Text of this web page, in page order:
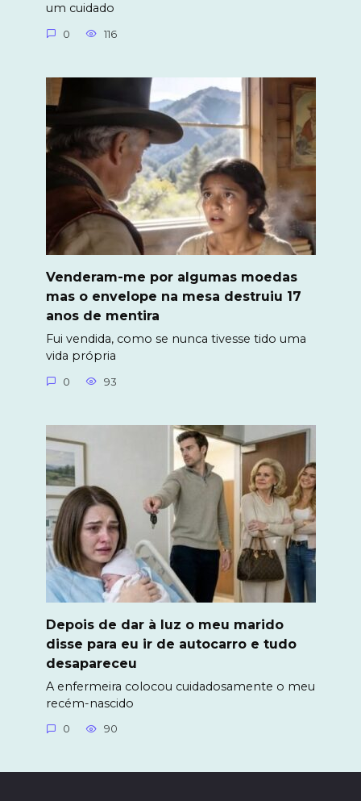
um cuidado
0 116
Venderam-me por algumas moedas
mas o envelope na mesa destruiu 17
anos de mentira
Fui vendida, como se nunca tivesse tido uma
vida própria
0 93
Depois de dar à luz o meu marido
disse para eu ir de autocarro e tudo
desapareceu
A enfermeira colocou cuidadosamente o meu
recém-nascido
0 90